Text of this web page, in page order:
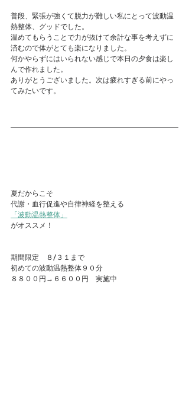
普段、緊張が強くて脱力が難しい私にとって波動温
熱整体、グッドでした。
温めてもらうことで力が抜けて余計な事を考えずに
済むので体がとても楽になりました。
何かやらずにはいられない感じで本日の夕食は楽し
んで作れました。
ありがとうございました。次は疲れすぎる前にやっ
てみたいです。
夏だからこそ
代謝・血行促進や自律神経を整える
「波動温熱整体」
がオススメ！
期間限定　８/３１まで
初めての波動温熱整体９０分
８８００円→６６００円　実施中